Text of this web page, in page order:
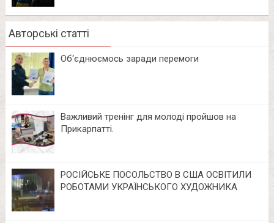
Авторські статті
Об‘єднюємось заради перемоги
Важливий тренінг для молоді пройшов на
Прикарпатті.
РОСІЙСЬКЕ ПОСОЛЬСТВО В США ОСВІТИЛИ
РОБОТАМИ УКРАЇНСЬКОГО ХУДОЖНИКА